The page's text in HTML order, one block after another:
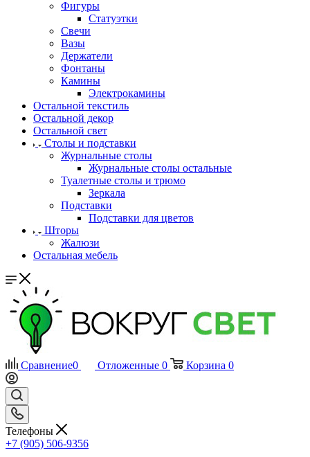
Фигуры
Статуэтки
Свечи
Вазы
Держатели
Фонтаны
Камины
Электрокамины
Остальной текстиль
Остальной декор
Остальной свет
Столы и подставки
Журнальные столы
Журнальные столы остальные
Туалетные столы и трюмо
Зеркала
Подставки
Подставки для цветов
Шторы
Жалюзи
Остальная мебель
Сравнение0 Отложенные 0 Корзина 0
Телефоны
+7 (905) 506-9356